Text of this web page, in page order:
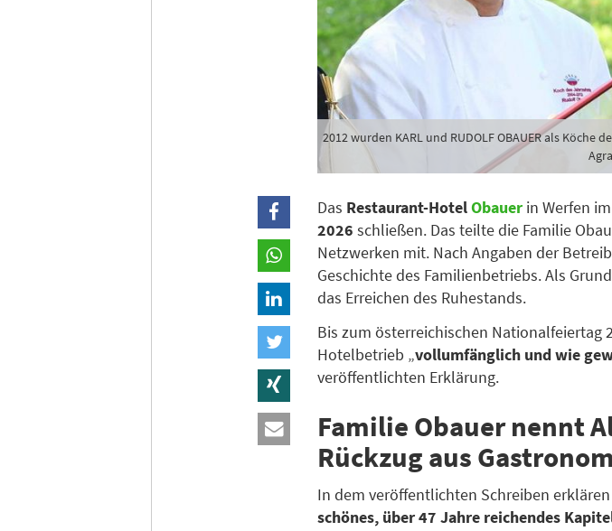
2012 wurden KARL und RUDOLF OBAUER als
Das Restaurant-HotelObauer in Werfen
2026 schließen. Das teilte die Familie
Netzwerken mit. Nach Angaben der
Geschichte des Familienbetriebs. Als
das Erreichen des Ruhestands.
Bis zum österreichischen Nationalfeiertag
Hotelbetrieb „vollumfänglich und wie
veröffentlichten Erklärung.
Familie Obauer nennt
Rückzug aus
In dem veröffentlichten Schreiben
schönes, über 47 Jahre reichendes